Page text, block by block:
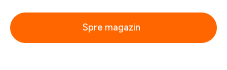
Spre magazin